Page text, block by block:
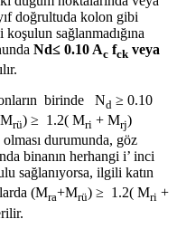
doğrultuda kolon gibi
koşulun sağlanmadığına
Nd≤ 0.10 Ac fck veya
birinde Nd ≥ 0.10
rü) ≥ 1.2( Mri + Mrj)
durumunda, göz
binanın herhangi i’ inci
sağlanıyorsa, ilgili katın
(Mra+Mrü) ≥ 1.2( Mri +